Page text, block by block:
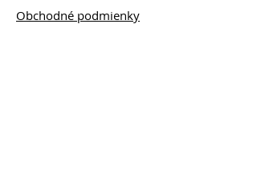
Obchodné podmienky